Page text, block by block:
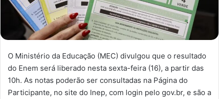
O Ministério da Educação (MEC) divulgou que o resultado
do Enem será liberado nesta sexta-feira (16), a partir das
10h. As notas poderão ser consultadas na Página do
Participante, no site do Inep, com login pelo gov.br, e são a